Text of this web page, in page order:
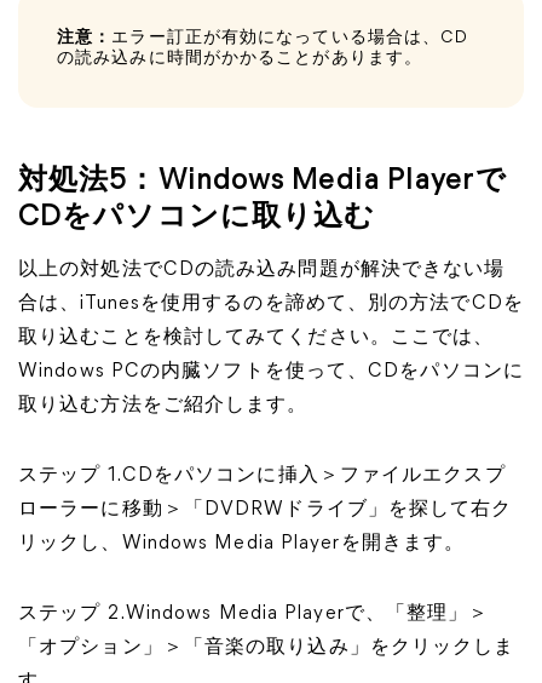
注意： エラー訂正が有効になっている場合は、CD
の読み込みに時間がかかることがあります。
対処法5：Windows Media Playerで
CDをパソコンに取り込む
以上の対処法でCDの読み込み問題が解決できない場
合は、iTunesを使用するのを諦めて、別の方法でCDを
取り込むことを検討してみてください。ここでは、
Windows PCの内臓ソフトを使って、CDをパソコンに
取り込む方法をご紹介します。
ステップ 1.CDをパソコンに挿入＞ファイルエクスプ
ローラーに移動＞「DVDRWドライブ」を探して右ク
リックし、Windows Media Playerを開きます。
ステップ 2.Windows Media Playerで、「整理」＞
「オプション」＞「音楽の取り込み」をクリックしま